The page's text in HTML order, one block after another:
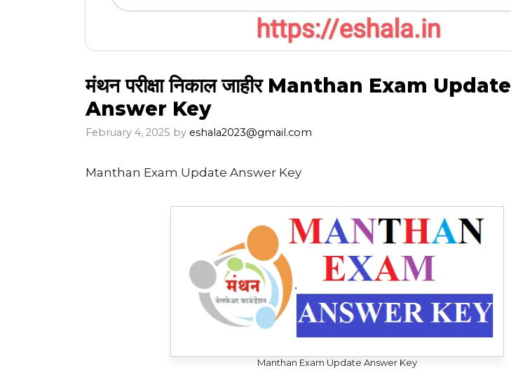
मंथन परीक्षा निकाल जाहीर Manthan Exam Update
Answer Key
February 4, 2025 by eshala2023@gmail.com
Manthan Exam Update Answer Key
Manthan Exam Update Answer Key